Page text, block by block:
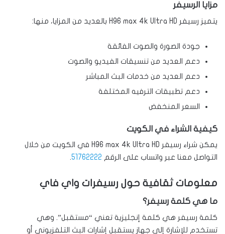
مزايا الرسيفر
يتميز رسيفر H96 max 4k Ultra HD بالعديد من المزايا، منها:
جودة الصورة والصوت الفائقة
دعم العديد من تنسيقات الفيديو والصوت
دعم العديد من خدمات البث المباشر
دعم تطبيقات الترفيه المختلفة
السعر المنخفض
كيفية الشراء في الكويت
يمكن شراء رسيفر H96 max 4k Ultra HD في الكويت من خلال
التواصل معنا عبر واتساب على الرقم 51762222
.
معلومات ثقافية حول رسيفرات واي فاي
ما هي كلمة رسيفر؟
كلمة رسيفر هي كلمة إنجليزية تعني “مستقبل”. وهي
تستخدم للإشارة إلى جهاز يستقبل إشارات البث التلفزيوني أو